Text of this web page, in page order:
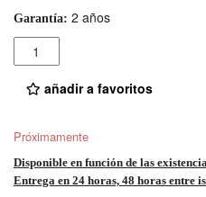
Garantía: 2 años
Cantidad
añadir a favoritos
Próximamente
Disponible en función de las
Entrega en 24 horas, 48 horas entre